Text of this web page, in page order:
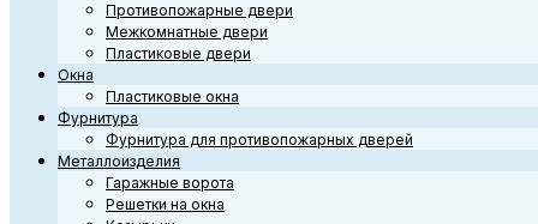
Противопожарные двери
Межкомнатные двери
Пластиковые двери
Окна
Пластиковые окна
Фурнитура
Фурнитура для противопожарных дверей
Металлоизделия
Гаражные ворота
Решетки на окна